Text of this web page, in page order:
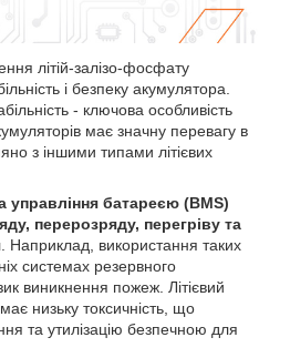
літій-залізо-фосфату
і безпеку акумулятора.
- ключова особливість
має значну перевагу в
з іншими типами літієвих
управління батареєю (BMS)
перерозряду, перегріву та
. Наприклад, використання таких
системах резервного
виникнення пожеж. Літієвий
низьку токсичність, що
та утилізацію безпечною для